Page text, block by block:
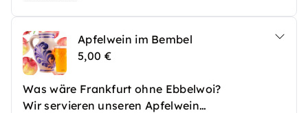
Auf unserer gemischten Platte findest Du eine
Auswahl an Wurst- und Käsehäppchen, extra
für Dich frisch eingekauft und mit Liebe
zubereitet!
Apfelwein im Bembel
5,00 €
Was wäre Frankfurt ohne Ebbelwoi?
Wir servieren unseren Apfelwein